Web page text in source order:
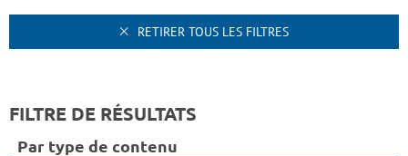
RETIRER TOUS LES FILTRES
FILTRE DE RÉSULTATS
Par type de contenu